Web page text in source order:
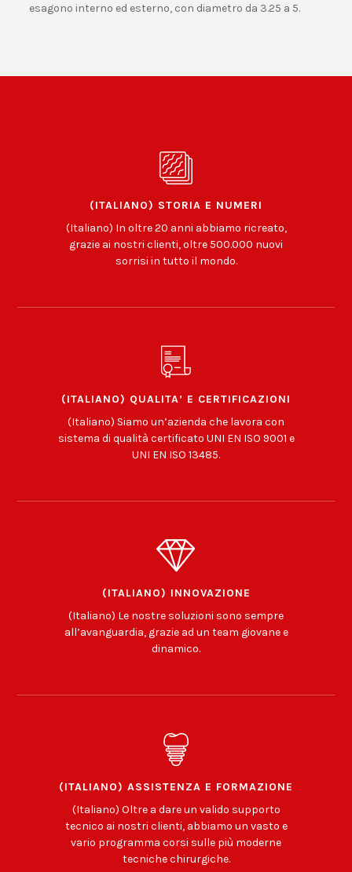
esagono interno ed esterno, con diametro da 3.25 a 5.
(ITALIANO) STORIA E NUMERI
(Italiano) In oltre 20 anni abbiamo ricreato,
grazie ai nostri clienti, oltre 500.000 nuovi
sorrisi in tutto il mondo.
(ITALIANO) QUALITA’ E CERTIFICAZIONI
(Italiano) Siamo un’azienda che lavora con
sistema di qualità certificato UNI EN ISO 9001 e
UNI EN ISO 13485.
(ITALIANO) INNOVAZIONE
(Italiano) Le nostre soluzioni sono sempre
all’avanguardia, grazie ad un team giovane e
dinamico.
(ITALIANO) ASSISTENZA E FORMAZIONE
(Italiano) Oltre a dare un valido supporto
tecnico ai nostri clienti, abbiamo un vasto e
vario programma corsi sulle più moderne
tecniche chirurgiche.